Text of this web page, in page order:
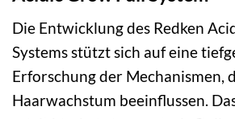
Die Entwicklung des Redken
Systems stützt sich auf eine
Erforschung der Mechanismen,
Haarwachstum beeinflussen.